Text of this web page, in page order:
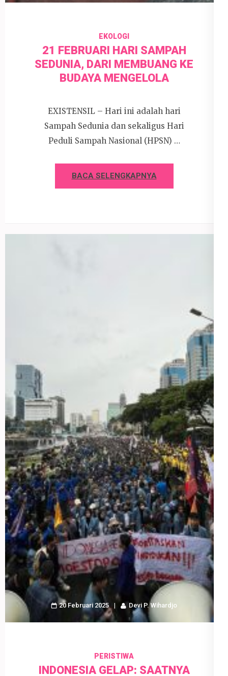
EKOLOGI
21 FEBRUARI HARI SAMPAH
SEDUNIA, DARI MEMBUANG KE
BUDAYA MENGELOLA
EXISTENSIL – Hari ini adalah hari
Sampah Sedunia dan sekaligus Hari
Peduli Sampah Nasional (HPSN) …
BACA SELENGKAPNYA
20 Februari 2025 Devi P. Wihardjo
PERISTIWA
INDONESIA GELAP: SAATNYA